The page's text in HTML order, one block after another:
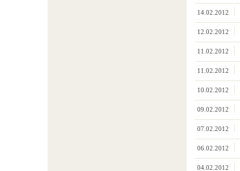
14.02.2012
12.02.2012
11.02.2012
11.02.2012
10.02.2012
09.02.2012
07.02.2012
06.02.2012
04.02.2012